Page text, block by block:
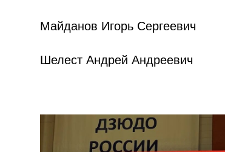
Майданов Игорь Сергеевич
Шелест Андрей Андреевич